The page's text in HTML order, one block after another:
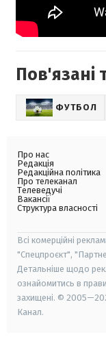
Пов'язані
ФУТБОЛ
Про нас
Редакція
Редакційна політика
Про телеканал
Телеведучі
Вакансії
Структура власності
Всі комерційні
"Спецпроєкт",
Детальніше щодо
ознайомитись в
захищені. ©
Канал.